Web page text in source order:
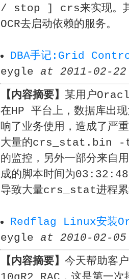
/ stop ] crs来实现。其
OCR去启动依赖的服务。
DBA手记:Grid
eygle at 2011-02-22
【内容摘要】 某用户
在HP 平台上，数据库出
响了业务使用，造成了严
大量的crs_stat.bin -t
的监控，另外一部分来自
成的脚本时间为03:32:48
导致大量crs_stat进程累
Redflag Linux安装
eygle at 2010-02-05
【内容摘要】 今天帮助客